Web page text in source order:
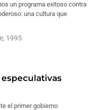
un programa exitoso contra
una cultura que
1995
especulativas
el primer gobierno